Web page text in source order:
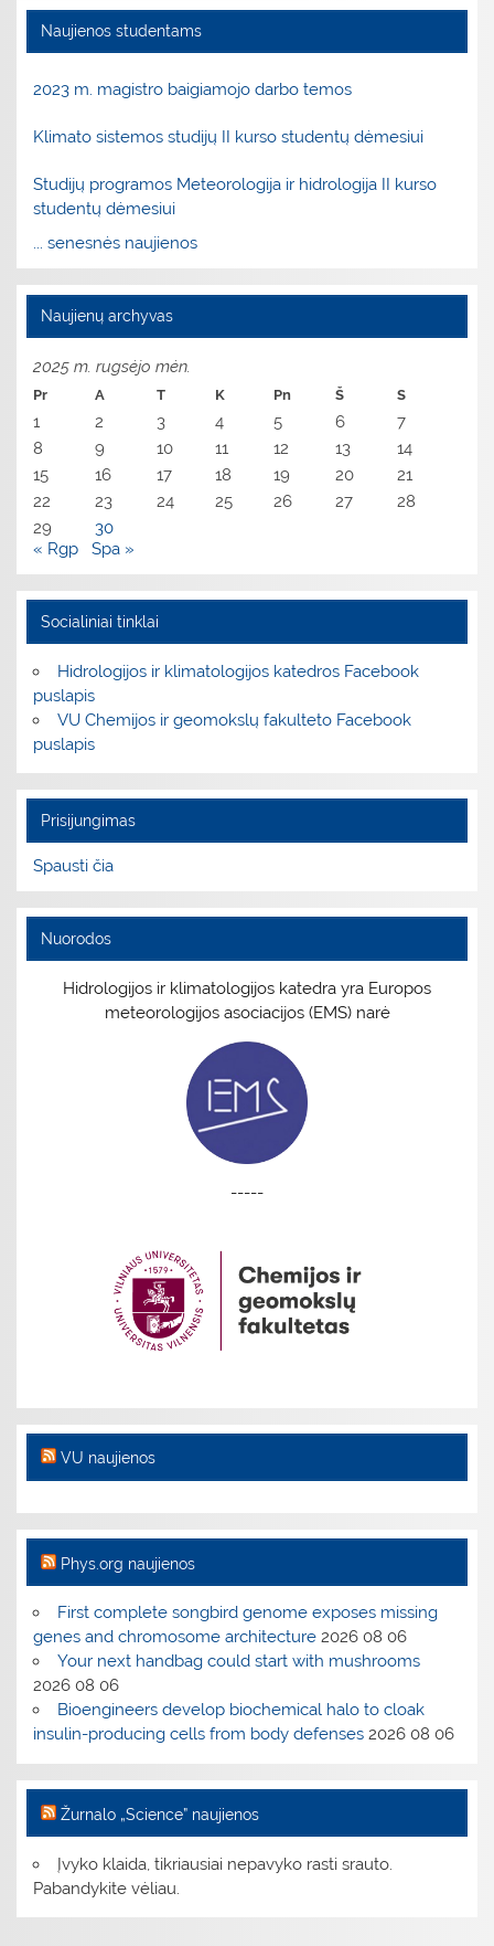
Naujienos studentams
2023 m. magistro baigiamojo darbo temos
Klimato sistemos studijų II kurso studentų dėmesiui
Studijų programos Meteorologija ir hidrologija II kurso
studentų dėmesiui
... senesnės naujienos
Naujienų archyvas
2025 m. rugsėjo mėn.
Pr A T K Pn Š S
1 2 3 4 5 6
7
8
9 10 11 12 13
14
15
16 17 18 19 20
21
22
23 24 25 26 27
28
29
30
« Rgp
Spa »
Socialiniai tinklai
Hidrologijos ir klimatologijos katedros Facebook
puslapis
VU Chemijos ir geomokslų fakulteto Facebook
puslapis
Prisijungimas
Spausti čia
Nuorodos
Hidrologijos ir klimatologijos katedra yra Europos
meteorologijos asociacijos (EMS) narė
-----
VU naujienos
Phys.org naujienos
First complete songbird genome exposes missing
genes and chromosome architecture 2026 08 06
Your next handbag could start with mushrooms
2026 08 06
Bioengineers develop biochemical halo to cloak
insulin-producing cells from body defenses 2026 08 06
Žurnalo „Science” naujienos
Įvyko klaida, tikriausiai nepavyko rasti srauto.
Pabandykite vėliau.